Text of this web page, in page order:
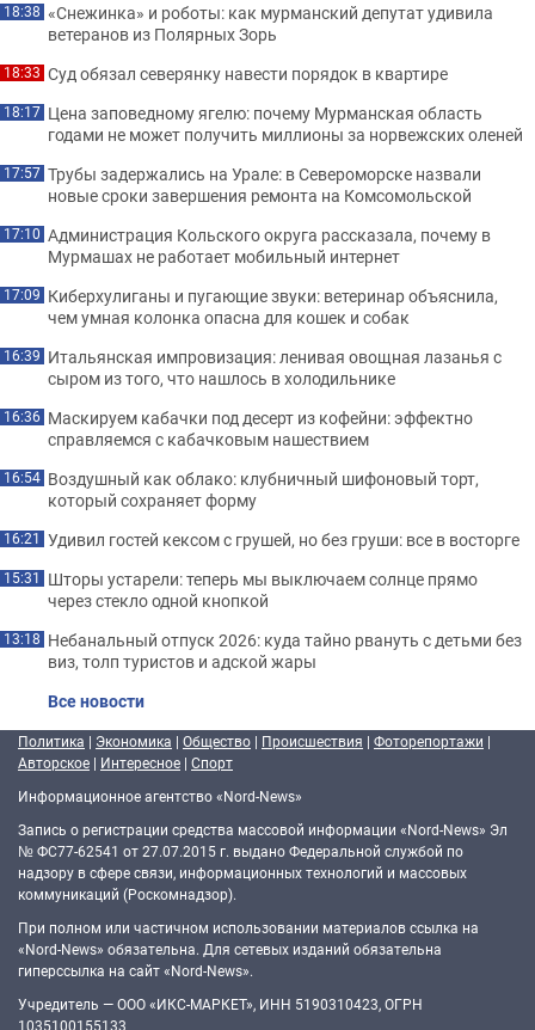
18:38 «Снежинка» и роботы: как мурманский депутат удивила
ветеранов из Полярных Зорь
18:33 Суд обязал северянку навести порядок в квартире
18:17 Цена заповедному ягелю: почему Мурманская область
годами не может получить миллионы за норвежских оленей
17:57 Трубы задержались на Урале: в Североморске назвали
новые сроки завершения ремонта на Комсомольской
17:10 Администрация Кольского округа рассказала, почему в
Мурмашах не работает мобильный интернет
17:09 Киберхулиганы и пугающие звуки: ветеринар объяснила,
чем умная колонка опасна для кошек и собак
16:39 Итальянская импровизация: ленивая овощная лазанья с
сыром из того, что нашлось в холодильнике
16:36 Маскируем кабачки под десерт из кофейни: эффектно
справляемся с кабачковым нашествием
16:54 Воздушный как облако: клубничный шифоновый торт,
который сохраняет форму
16:21 Удивил гостей кексом с грушей, но без груши: все в восторге
15:31 Шторы устарели: теперь мы выключаем солнце прямо
через стекло одной кнопкой
13:18 Небанальный отпуск 2026: куда тайно рвануть с детьми без
виз, толп туристов и адской жары
Все новости
Политика | Экономика | Общество | Происшествия | Фоторепортажи |
Авторское | Интересное | Спорт
Информационное агентство «Nord-News»
Запись о регистрации средства массовой информации «Nord-News» Эл
№ ФС77-62541 от 27.07.2015 г. выдано Федеральной службой по
надзору в сфере связи, информационных технологий и массовых
коммуникаций (Роскомнадзор).
При полном или частичном использовании материалов ссылка на
«Nord-News» обязательна. Для сетевых изданий обязательна
гиперссылка на сайт «Nord-News».
Учредитель — ООО «ИКС-МАРКЕТ», ИНН 5190310423, ОГРН
1035100155133